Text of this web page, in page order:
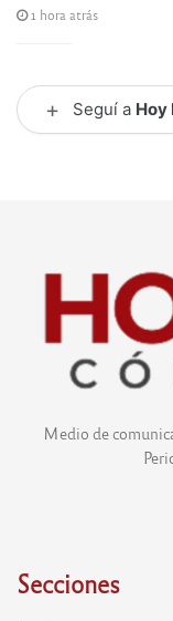
1 hora atrás
+ Seguí a Hoy
Medio de
Secciones